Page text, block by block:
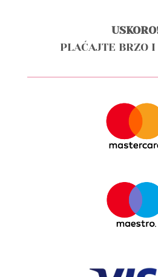
PLAĆAJTE BRZO I